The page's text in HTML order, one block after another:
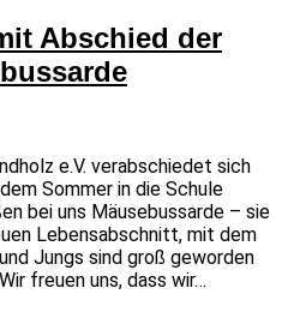
Abschied der
e.V. verabschiedet sich
Sommer in die Schule
bei uns Mäusebussarde – sie
Lebensabschnitt, mit dem
Jungs sind groß geworden
freuen uns, dass wir…